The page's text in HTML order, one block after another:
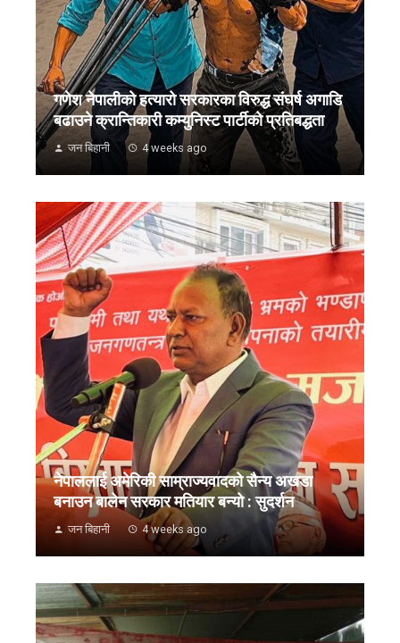
गणेश नेपालीको हत्यारो सरकारका विरुद्ध संघर्ष अगाडि
बढाउने क्रान्तिकारी कम्युनिस्ट पार्टीको प्रतिबद्धता
जन बिहानी 4 weeks ago
नेपाललाई अमेरिकी साम्राज्यवादको सैन्य अखडा
बनाउन बालेन सरकार मतियार बन्यो : सुदर्शन
जन बिहानी 4 weeks ago